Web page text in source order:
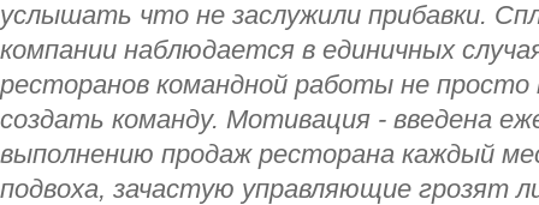
услышать что не заслужили прибавки.
компании наблюдается в единичных
ресторанов командной работы не
создать команду. Мотивация - введена
выполнению продаж ресторана каждый
подвоха, зачастую управляющие грозят